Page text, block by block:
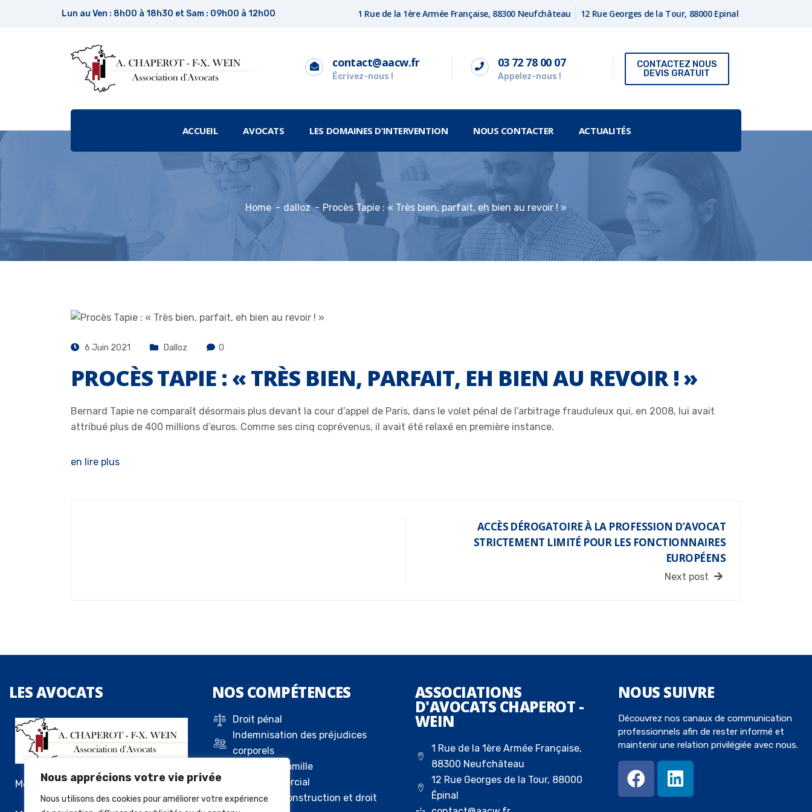
Nous apprécions votre vie privée
Nous utilisons des cookies pour améliorer votre expérience
Lun au Ven : 8h00 à 18h30 et Sam : 09h00 à 12h00 1 Rue de la 1ère Armée Française, 88300 Neufchâteau 12 Rue Georges de la Tour, 88000 Epinal
contact@aacw.fr
Écrivez-nous !
03 72 78 00 07
Appelez-nous !
CONTACTEZ NOUS
DEVIS GRATUIT
ACCUEIL AVOCATS LES DOMAINES D’INTERVENTION NOUS CONTACTER ACTUALITÉS
Home dalloz Procès Tapie : « Très bien, parfait, eh bien au revoir ! »
6 Juin 2021 Dalloz 0
PROCÈS TAPIE : « TRÈS BIEN, PARFAIT, EH BIEN AU REVOIR ! »
Bernard Tapie ne comparaît désormais plus devant la cour d’appel de Paris, dans le volet pénal de l’arbitrage frauduleux qui, en 2008, lui avait
attribué plus de 400 millions d’euros. Comme ses cinq coprévenus, il avait été relaxé en première instance.
en lire plus
ACCÈS DÉROGATOIRE À LA PROFESSION D’AVOCAT
STRICTEMENT LIMITÉ POUR LES FONCTIONNAIRES
EUROPÉENS
Next post
LESAVOCATS
Me Alexandre Chaperot
NOS COMPÉTENCES
Droit pénal
Indemnisation des préjudices
corporels
Droit de la famille
Droit commercial
Droit de la construction et droit
ASSOCIATIONS
D'AVOCATS CHAPEROT -
WEIN
1 Rue de la 1ère Armée Française,
88300 Neufchâteau
12 Rue Georges de la Tour, 88000
Épinal
NOUS SUIVRE
Découvrez nos canaux de communication
professionnels afin de rester informé et
maintenir une relation privilégiée avec nous.